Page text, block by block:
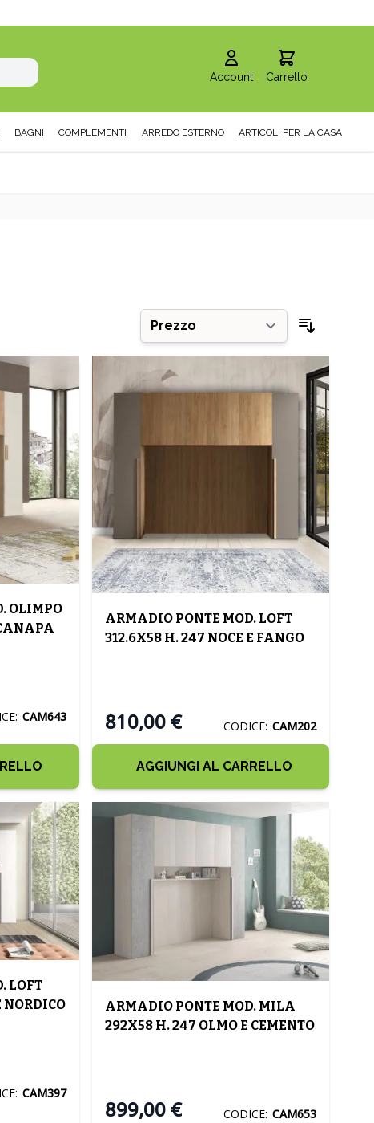
Account Carrello
BAGNI COMPLEMENTI ARREDO ESTERNO ARTICOLI PER LA CASA
OLIMPO
CAM643
ARMADIO PONTE MOD. LOFT
312.6X58 H. 247 NOCE E FANGO
810,00 € CODICE: CAM202
AGGIUNGI AL CARRELLO
LOFT
NORDICO
CAM397
ARMADIO PONTE MOD. MILA
292X58 H. 247 OLMO E CEMENTO
899,00 € CODICE: CAM653